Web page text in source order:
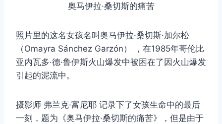
奥马伊拉·桑切斯的痛苦
照片里的这名女孩名叫奥马伊拉·桑切斯·加尔松
（Omayra Sánchez Garzón） ，在1985年哥伦比
亚内瓦多·德·鲁伊斯火山爆发中被困在了因火山爆发
引起的泥流中。
摄影师 弗兰克·富尼耶 记录下了女孩生命中的最后
一刻，题为《奥马伊拉·桑切斯的痛苦》，但是由于